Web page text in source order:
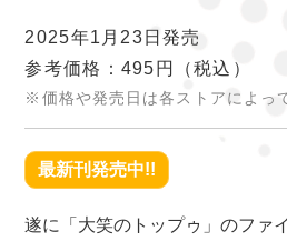
2025年1月23日発売
参考価格：495円
（税込）
※価格や発売日は各ストアによっ
最新刊発売中!!
遂に「大笑のトップゥ」のファ